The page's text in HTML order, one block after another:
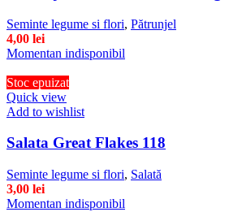
Seminte legume si flori, Pătrunjel
4,00 lei
Momentan indisponibil
Stoc epuizat
Quick view
Add to wishlist
Salata Great Flakes 118
Seminte legume si flori, Salată
3,00 lei
Momentan indisponibil